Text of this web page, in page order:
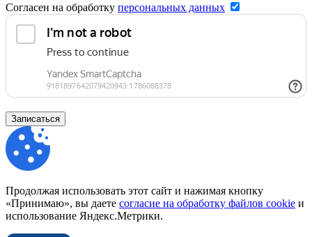
Согласен на обработку персональных данных
Записаться
Продолжая использовать этот сайт и нажимая кнопку
«Принимаю», вы даете согласие на обработку файлов cookie и
использование Яндекс.Метрики.